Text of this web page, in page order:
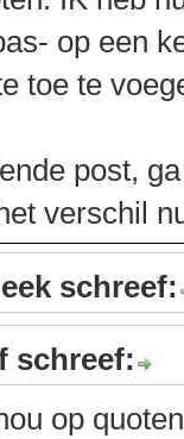
op een
toe te
post,
verschil
schreef:
schreef:
op